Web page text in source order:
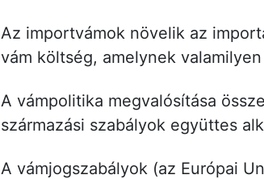
Az importvámok növelik az
vám költség, amelynek
A vámpolitika megvalósítása
származási szabályok együttes
A vámjogszabályok (az Európai